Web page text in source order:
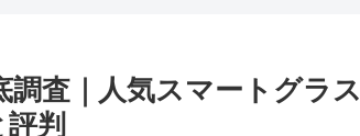
査｜人気スマートグラス
判